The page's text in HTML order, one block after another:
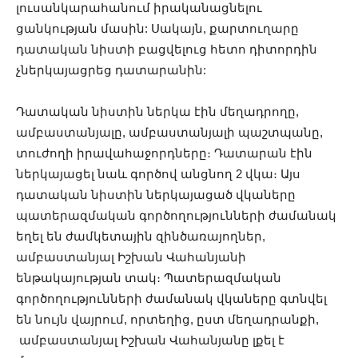
լուսանկարահանում իրականացնելու
ցանկության մասին: Սակայն, քարտուղարը
դատական նիստի բացվելուց հետո դիտորդին
չներկայացրեց դատարանին:
Դատական նիստին ներկա էին մեղադրողը,
ամբաստանյալը, ամբաստանյալի պաշտպանը,
տուժողի իրավահաջորդները։ Դատարան էին
ներկայացել նաև գործով անցնող 2 վկա։ Այս
դատական նիստին ներկայացած վկաները
պատերազմական գործողությունների ժամանակ
եղել են ժամկետային զինծառայողներ,
ամբաստանյալ Իշխան Վահանյանի
ենթակայության տակ։ Պատերազմական
գործողությունների ժամանակ վկաները գտնվել
են նույն վայրում, որտեղից, ըստ մեղադրանքի,
ամբաստանյալ Իշխան Վահանյանը լքել է